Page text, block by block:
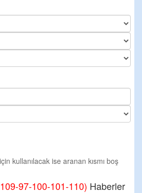
kullanılacak ise aranan kısmı boş
97-100-101-110) Haberler